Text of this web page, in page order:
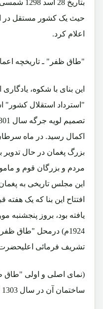
حیث یک کشور مستقل در
اعلام کرد.
"طاق ظفر" ـ تاریخچه
این بنای با شکوه،
"استرداد استقلال کشور"
مردم و بزرگان قوم و
این مجلس تاریخی به
افتتاح این بنا که یک هفته
1924م) درمحل "طاق
تشریف فرمائی اعلیحضرت
(نمای اصلی و اولی "طاق
ساختمان آن در سال 1303 گرفته شده است)